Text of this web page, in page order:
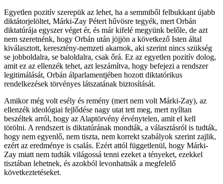
Egyetlen pozitív szerepük az lehet, ha a semmiből felbukkant újabb
diktátorjelöltet, Márki-Zay Pétert hűvösre tegyék, mert Orbán
diktatúrája egyszer véget ér, és már kifelé megyünk belőle, de azt
nem szeretnénk, hogy Orbán után jöjjön a következő Isten által
kiválasztott, keresztény-nemzeti akarnok, aki szerint nincs szükség
se jobboldalra, se baloldalra, csak őrá. Ez az egyetlen pozitív dolog,
amit ez az ellenzék tehet, azt leszámítva, hogy befejezi a rendszer
legitimálását, Orbán álparlamentjében hozott diktatórikus
rendelkezések törvényes látszatának biztosítását.
Amikor még volt esély és remény (mert nem volt Márki-Zay), az
ellenzék ideológiai fejlődése nagy utat tett meg, mert nyíltan
beszéltek arról, hogy az Alaptörvény érvénytelen, amit el kell
törölni. A rendszert is diktatúrának mondták, a választásról is tudták,
hogy nem egyenlő, nem tiszta, nem korrekt szabályok szerint zajlik,
ezért az eredménye is csalás. Ezért attól függetlenül, hogy Márki-
Zay miatt nem tudták világossá tenni ezeket a tényeket, ezekkel
tisztában lehetnek, és azokból levonhatnák a megfelelő
következtetéseket.